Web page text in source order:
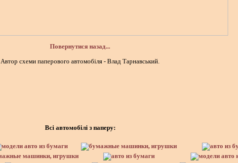
Повернутися назад...
Автор схеми паперового автомобіля - Влад Тарнавський.
Всі автомобілі з паперу: